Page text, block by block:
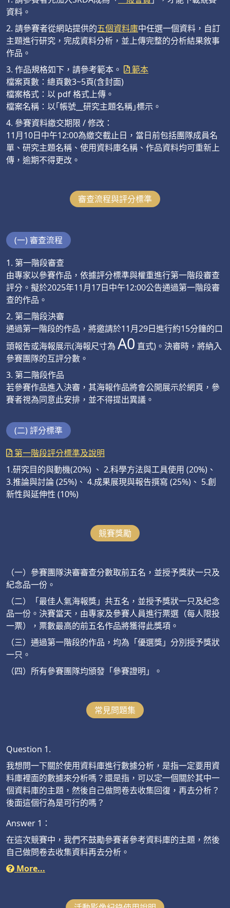
資料。
2. 請參賽者從網站提供的五個資料庫中任選一個資料，自訂
主題進行研究，完成資料分析，並上傳完整的分析結果敘事
作品。
3. 作品規格如下，請參考範本。
範本
檔案頁數：總頁數3~5頁(含封面)
檔案格式：以 pdf 格式上傳。
檔案名稱：以｢帳號__研究主題名稱｣標示。
4. 參賽資料繳交期限 / 修改：
11月10日中午12:00為繳交截止日，當日前包括團隊成員名
單、研究主題名稱、使用資料庫名稱、作品資料均可重新上
傳，逾期不得更改。
審查流程與評分標準
(一) 審查流程
1. 第一階段審查
由專家以參賽作品，依據評分標準與權重進行第一階段審查
評分。擬於2025年11月17日中午12:00公告通過第一階段審
查的作品。
2. 第二階段決審
通過第一階段的作品，將邀請於11月29日進行約15分鐘的口
頭報告或海報展示(海報尺寸為 A0 直式)。決審時，將納入
參賽團隊的互評分數。
3. 第二階段作品
若參賽作品進入決審，其海報作品將會公開展示於網頁，參
賽者視為同意此安排，並不得提出異議。
(二) 評分標準
第一階段評分標準及說明
1.研究目的與動機(20%) 、 2.科學方法與工具使用 (20%)、
3.推論與討論 (25%)、 4.成果展現與報告撰寫 (25%)、 5.創
新性與延伸性 (10%)
競賽獎勵
（一）參賽團隊決審審查分數取前五名，並授予獎狀一只及
紀念品一份。
（二）「最佳人氣海報獎」共五名，並授予獎狀一只及紀念
品一份。決賽當天，由專家及參賽人員進行票選（每人限投
一票），票數最高的前五名作品將獲得此獎項。
（三）通過第一階段的作品，均為「優選獎」分別授予獎狀
一只。
（四）所有參賽團隊均頒發「參賽證明」。
常見問題集
Question 1.
我想問一下關於使用資料庫進行數據分析，是指一定要用資
料庫裡面的數據來分析嗎？還是指，可以定一個關於其中一
個資料庫的主題，然後自己做問卷去收集回復，再去分析？
後面這個行為是可行的嗎？
Answer 1：
在這次競賽中，我們不鼓勵參賽者參考資料庫的主題，然後
自己做問卷去收集資料再去分析。
More...